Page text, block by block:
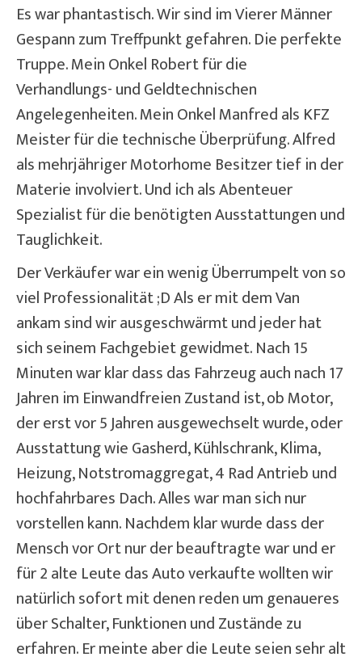
Es war phantastisch. Wir sind im Vierer Männer
Gespann zum Treffpunkt gefahren. Die perfekte
Truppe. Mein Onkel Robert für die
Verhandlungs- und Geldtechnischen
Angelegenheiten. Mein Onkel Manfred als KFZ
Meister für die technische Überprüfung. Alfred
als mehrjähriger Motorhome Besitzer tief in der
Materie involviert. Und ich als Abenteuer
Spezialist für die benötigten Ausstattungen und
Tauglichkeit.
Der Verkäufer war ein wenig Überrumpelt von so
viel Professionalität ;D Als er mit dem Van
ankam sind wir ausgeschwärmt und jeder hat
sich seinem Fachgebiet gewidmet. Nach 15
Minuten war klar dass das Fahrzeug auch nach 17
Jahren im Einwandfreien Zustand ist, ob Motor,
der erst vor 5 Jahren ausgewechselt wurde, oder
Ausstattung wie Gasherd, Kühlschrank, Klima,
Heizung, Notstromaggregat, 4 Rad Antrieb und
hochfahrbares Dach. Alles war man sich nur
vorstellen kann. Nachdem klar wurde dass der
Mensch vor Ort nur der beauftragte war und er
für 2 alte Leute das Auto verkaufte wollten wir
natürlich sofort mit denen reden um genaueres
über Schalter, Funktionen und Zustände zu
erfahren. Er meinte aber die Leute seien sehr alt